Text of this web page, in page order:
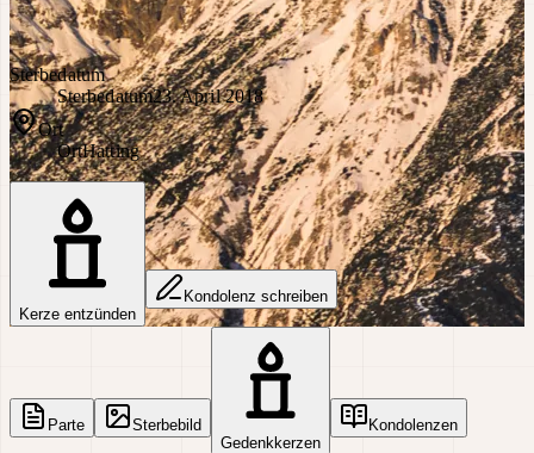
Sterbedatum
Sterbedatum23. April 2018
Ort
OrtHatting
Kerze entzünden
Kondolenz schreiben
Parte
Sterbebild
Gedenkkerzen
Kondolenzen